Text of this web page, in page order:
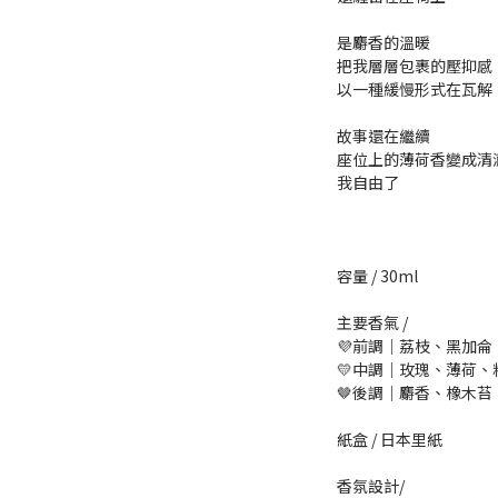
是麝香的溫暖
把我層層包裹的壓抑感
以一種緩慢形式在瓦解
故事還在繼續
座位上的薄荷香變成清
我自由了
容量 / 30ml
主要香氣 /
💜前調｜荔枝、黑加侖
💛中調｜玫瑰、薄荷、
🤎後調｜麝香、橡木苔
紙盒 / 日本里紙
香氛設計/